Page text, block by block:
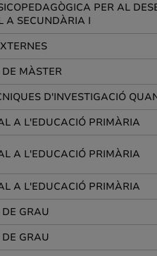
PER AL
A SECUNDÀRIA I
MÀSTER
D'INVESTIGACIÓ
A L'EDUCACIÓ PRIMÀRIA
A L'EDUCACIÓ PRIMÀRIA
A L'EDUCACIÓ PRIMÀRIA
GRAU
GRAU